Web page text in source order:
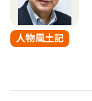
人物風土記